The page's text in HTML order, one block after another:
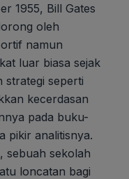
1955, Bill Gates
oleh
namun
luar biasa sejak
strategi seperti
kecerdasan
pada buku-
pikir analitisnya.
sebuah sekolah
loncatan bagi